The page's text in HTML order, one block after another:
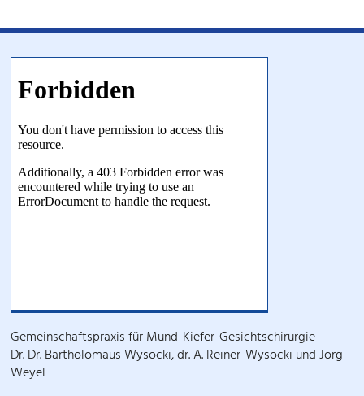
Gemeinschaftspraxis für Mund-Kiefer-Gesichtschirurgie
Dr. Dr. Bartholomäus Wysocki, dr. A. Reiner-Wysocki und Jörg
Weyel